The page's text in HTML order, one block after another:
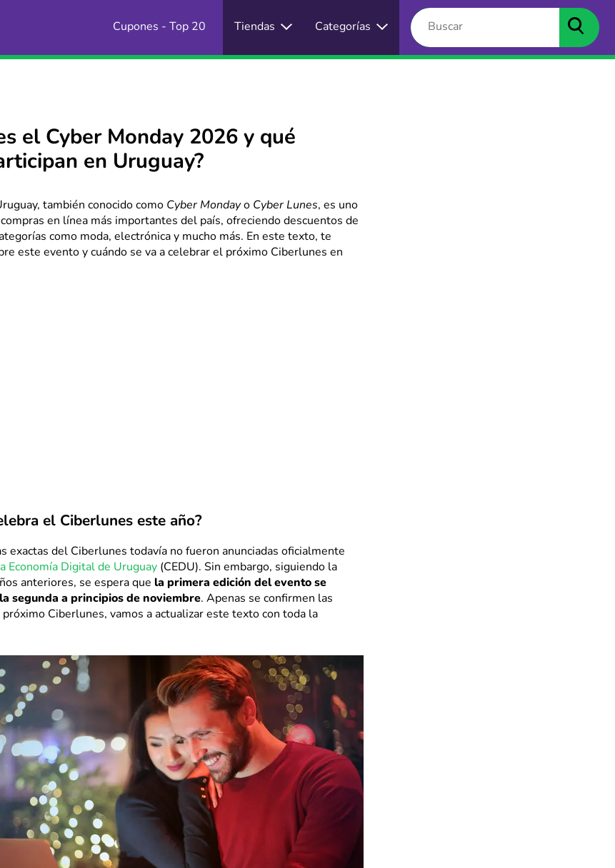
Cupones - Top 20 Tiendas Categorías
el Cyber Monday 2026 y qué
en Uruguay?
también conocido como Cyber Mondayo Cyber Lunes, es uno
en línea más importantes del país, ofreciendo descuentos de
como moda, electrónica y mucho más. En este texto, te
este evento y cuándo se va a celebrar el próximo Ciberlunes en
el Ciberlunes este año?
exactas del Ciberlunes todavía no fueron anunciadas oficialmente
Economía Digital de Uruguay (CEDU). Sin embargo, siguiendo la
anteriores, se espera que la primera edición del evento se
la segunda a principios de noviembre. Apenas se confirmen las
próximo Ciberlunes, vamos a actualizar este texto con toda la